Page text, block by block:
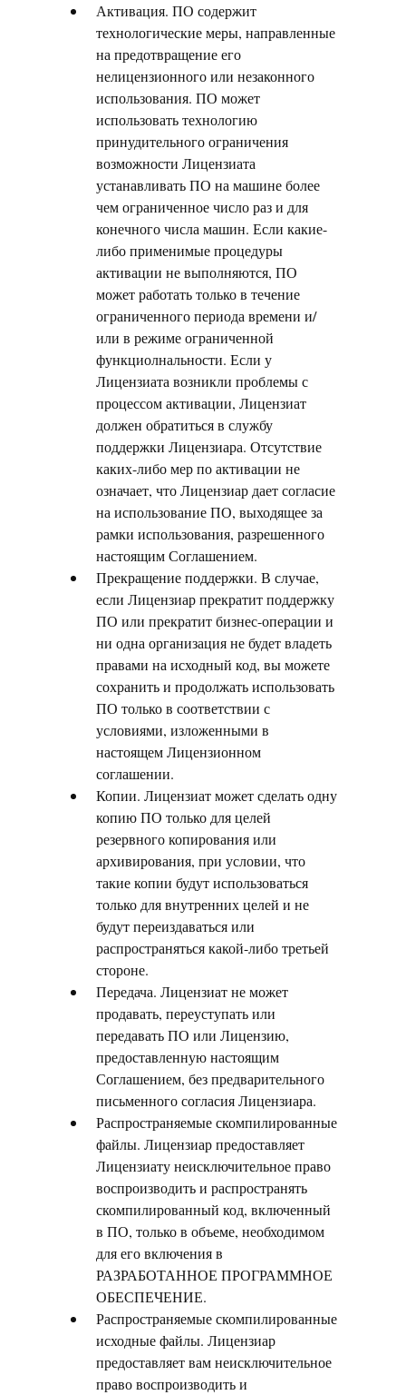
Активация. ПО содержит
технологические меры, направленные
на предотвращение его
нелицензионного или незаконного
использования. ПО может
использовать технологию
принудительного ограничения
возможности Лицензиата
устанавливать ПО на машине более
чем ограниченное число раз и для
конечного числа машин. Если какие-
либо применимые процедуры
активации не выполняются, ПО
может работать только в течение
ограниченного периода времени и/
или в режиме ограниченной
функциолнальности. Если у
Лицензиата возникли проблемы с
процессом активации, Лицензиат
должен обратиться в службу
поддержки Лицензиара. Отсутствие
каких-либо мер по активации не
означает, что Лицензиар дает согласие
на использование ПО, выходящее за
рамки использования, разрешенного
настоящим Соглашением.
Прекращение поддержки. В случае,
если Лицензиар прекратит поддержку
ПО или прекратит бизнес-операции и
ни одна организация не будет владеть
правами на исходный код, вы можете
сохранить и продолжать использовать
ПО только в соответствии с
условиями, изложенными в
настоящем Лицензионном
соглашении.
Копии. Лицензиат может сделать одну
копию ПО только для целей
резервного копирования или
архивирования, при условии, что
такие копии будут использоваться
только для внутренних целей и не
будут переиздаваться или
распространяться какой-либо третьей
стороне.
Передача. Лицензиат не может
продавать, переуступать или
передавать ПО или Лицензию,
предоставленную настоящим
Соглашением, без предварительного
письменного согласия Лицензиара.
Распространяемые скомпилированные
файлы. Лицензиар предоставляет
Лицензиату неисключительное право
воспроизводить и распространять
скомпилированный код, включенный
в ПО, только в объеме, необходимом
для его включения в
РАЗРАБОТАННОЕ ПРОГРАММНОЕ
ОБЕСПЕЧЕНИЕ.
Распространяемые скомпилированные
исходные файлы. Лицензиар
предоставляет вам неисключительное
право воспроизводить и